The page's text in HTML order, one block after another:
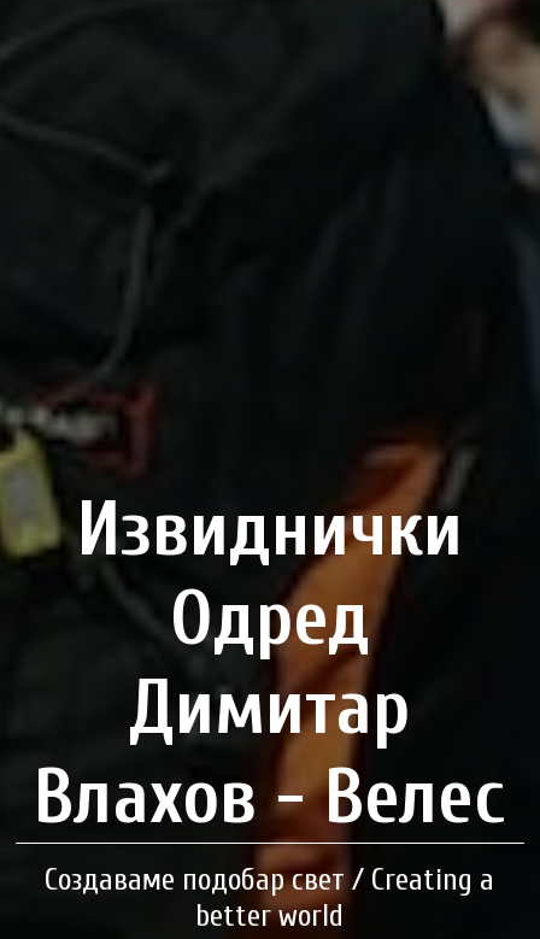
Извиднички
Одред
Димитар
Влахов - Велес
Создаваме подобар свет / Creating a
better world